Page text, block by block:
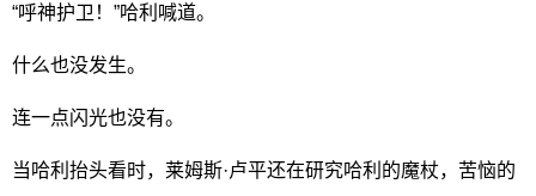
“呼神护卫！”哈利喊道。
什么也没发生。
连一点闪光也没有。
当哈利抬头看时，莱姆斯·卢平还在研究哈利的魔杖，苦恼的